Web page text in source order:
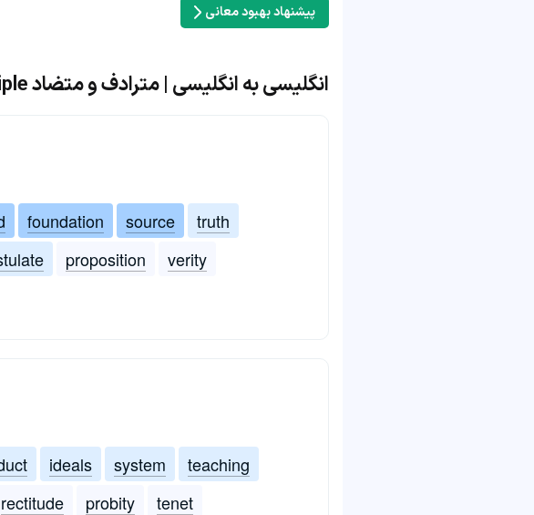
پیشنهاد بهبود معانی
انگلیسی به انگلیسی | مترادف و متضاد principle
foundation source
truth
proposition
verity
ideals system
teaching
rectitude probity
tenet